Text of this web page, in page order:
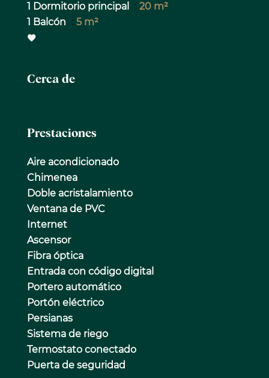
1 Dormitorio principal
20 m²
1 Balcón
5 m²
Cerca de
Prestaciones
Aire acondicionado
Chimenea
Doble acristalamiento
Ventana de PVC
Internet
Ascensor
Fibra óptica
Entrada con código digital
Portero automático
Portón eléctrico
Persianas
Sistema de riego
Termostato conectado
Puerta de seguridad